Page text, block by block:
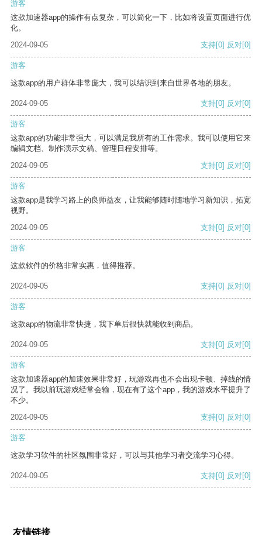
游客
这款加速器app的操作有点复杂，可以简化一下，比如将设置页面进行优
化。
2024-09-05
支持[0] 反对[0]
游客
这款app的用户群体非常庞大，我可以结识到来自世界各地的朋友。
2024-09-05 支持[0] 反对[0]
游客
这款app的功能非常强大，可以满足我所有的工作需求。我可以使用它来
编辑文档、制作演示文稿、管理日程安排等。
2024-09-05
支持[0] 反对[0]
游客
这款app是我学习路上的良师益友，让我能够随时随地学习新知识，拓宽
视野。
2024-09-05
支持[0] 反对[0]
游客
这款软件的价格非常实惠，值得推荐。
2024-09-05 支持[0] 反对[0]
游客
这款app的物流非常快捷，我下单后很快就能收到商品。
2024-09-05 支持[0] 反对[0]
游客
这款加速器app的加速效果非常好，玩游戏再也不会出现卡顿、掉线的情
况了。我以前玩游戏经常会输，现在有了这个app，我的游戏水平提升了
不少。
2024-09-05
支持[0] 反对[0]
游客
这款学习软件的社区氛围非常好，可以与其他学习者交流学习心得。
2024-09-05 支持[0] 反对[0]
友情链接